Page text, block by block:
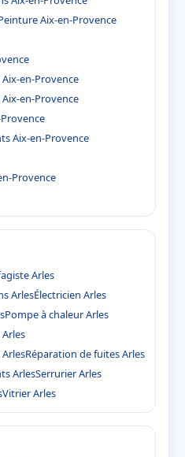
Aix-en-Provence
en-Provence
en-Provence
Aix-en-Provence
Provence
Arles
ArlesÉlectricien Arles
Pompe à chaleur Arles
Réparation de fuites Arles
ArlesSerrurier Arles
Vitrier Arles